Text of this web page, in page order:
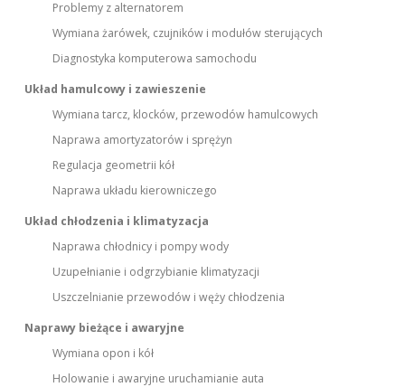
Problemy z alternatorem
Wymiana żarówek, czujników i modułów sterujących
Diagnostyka komputerowa samochodu
Układ hamulcowy i zawieszenie
Wymiana tarcz, klocków, przewodów hamulcowych
Naprawa amortyzatorów i sprężyn
Regulacja geometrii kół
Naprawa układu kierowniczego
Układ chłodzenia i klimatyzacja
Naprawa chłodnicy i pompy wody
Uzupełnianie i odgrzybianie klimatyzacji
Uszczelnianie przewodów i węży chłodzenia
Naprawy bieżące i awaryjne
Wymiana opon i kół
Holowanie i awaryjne uruchamianie auta